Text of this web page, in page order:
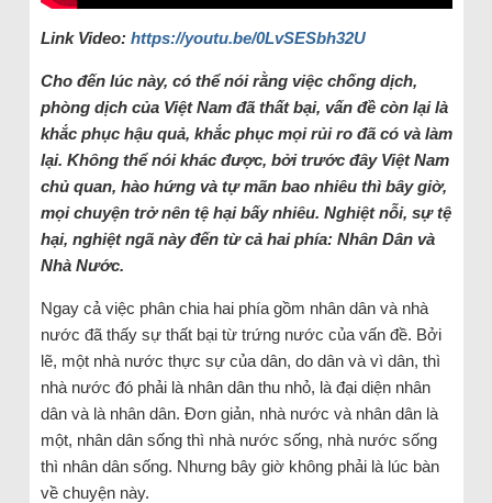
Link Video: https://youtu.be/0LvSESbh32U
Cho đến lúc này, có thể nói rằng việc chống dịch,
phòng dịch của Việt Nam đã thất bại, vấn đề còn lại là
khắc phục hậu quả, khắc phục mọi rủi ro đã có và làm
lại. Không thể nói khác được, bởi trước đây Việt Nam
chủ quan, hào hứng và tự mãn bao nhiêu thì bây giờ,
mọi chuyện trở nên tệ hại bấy nhiêu. Nghiệt nỗi, sự tệ
hại, nghiệt ngã này đến từ cả hai phía: Nhân Dân và
Nhà Nước.
Ngay cả việc phân chia hai phía gồm nhân dân và nhà
nước đã thấy sự thất bại từ trứng nước của vấn đề. Bởi
lẽ, một nhà nước thực sự của dân, do dân và vì dân, thì
nhà nước đó phải là nhân dân thu nhỏ, là đại diện nhân
dân và là nhân dân. Đơn giản, nhà nước và nhân dân là
một, nhân dân sống thì nhà nước sống, nhà nước sống
thì nhân dân sống. Nhưng bây giờ không phải là lúc bàn
về chuyện này.